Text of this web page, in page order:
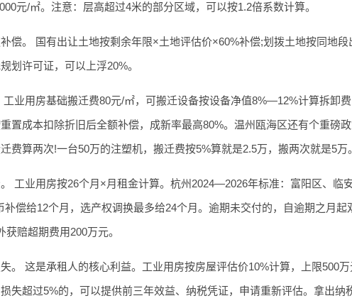
元/㎡。注意：层高超过4米的部分区域，可以按1.2倍系数计算。
偿。 国有出让土地按剩余年限×土地评估价×60%补偿;划拨土地按同地
划许可证，可以上浮20%。
工业用房基础搬迁费80元/㎡，可搬迁设备按设备净值8%—12%计算拆卸
置成本扣除折旧后全额补偿，成新率最高80%。温州瓯海区还有个重磅
费算两次!一台50万的注塑机，搬迁费按5%算就是2.5万，搬两次就是5万。
工业用房按26个月×月租金计算。杭州2024—2026年标准：富阳区、临
补偿给12个月，选产权调换最多给24个月。逾期未交付的，自逾期之月
赔超期费用200万元。
。 这是承租人的核心利益。工业用房按房屋评估价10%计算，上限500
失超过5%的，可以提供前三年效益、纳税凭证，申请重新评估。拿出纳